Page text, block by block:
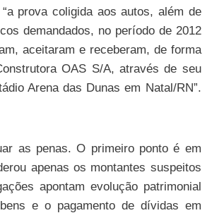
prova coligida aos autos, além de
demandados, no período de 2012
aceitaram e receberam, de forma
OAS S/A, através de seu
Arena das Dunas em Natal/RN”.
as penas. O primeiro ponto é em
apenas os montantes suspeitos
apontam evolução patrimonial
e o pagamento de dívidas em